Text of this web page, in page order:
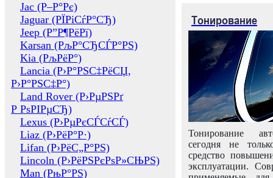
Jac (Р–Р°Рє)
Jaguar (РЇРіСѓР°СЂ)
Jeep (Р”Р¶РёРї)
Karsan (РљР°СЂСЃР°РЅ)
Kia (РљРёР°)
Lancia (Р›Р°РЅС‡РёСЏ,
Р›Р°РЅС‡Р°)
Land Rover (Р›РµРЅРґ
Р РѕРІРµСЂ)
Lexus (Р›РµРєСЃСѓСЃ)
Liaz (Р›РёР°Р·)
Lifan (Р›РёС„Р°РЅ)
Lincoln (Р›РёРЅРєРѕР»СЊРЅ)
Man (РњР°РЅ)
Тонирование
Тонирование
сегодня не
средство
эксплуатации.